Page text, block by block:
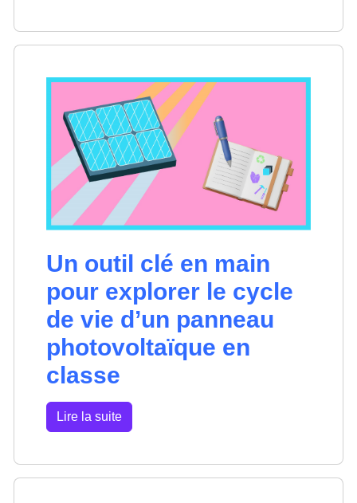
Un outil clé en main
pour explorer le cycle
de vie d’un panneau
photovoltaïque en
classe
Lire la suite